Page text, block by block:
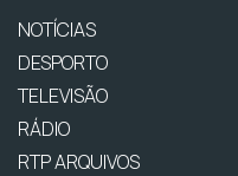
NOTÍCIAS
DESPORTO
TELEVISÃO
RÁDIO
RTP ARQUIVOS